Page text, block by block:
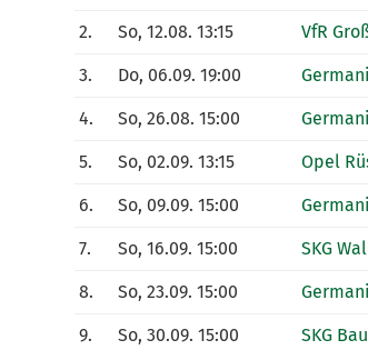
2. So, 12.08. 13:15 VfR
3. Do, 06.09. 19:00
4. So, 26.08. 15:00
5. So, 02.09. 13:15 Opel
6. So, 09.09. 15:00
7. So, 16.09. 15:00 SKG
8. So, 23.09. 15:00
9. So, 30.09. 15:00 SKG